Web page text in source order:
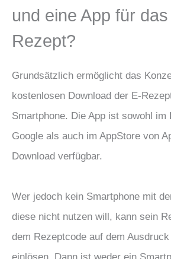
und eine App für
Rezept?
Grundsätzlich ermöglicht das
kostenlosen Download der E-
Smartphone. Die App ist sowohl im
Google als auch im AppStore von
Download verfügbar.
Wer jedoch kein Smartphone mit
diese nicht nutzen will, kann sein
dem Rezeptcode auf dem
einlösen. Dann ist weder ein